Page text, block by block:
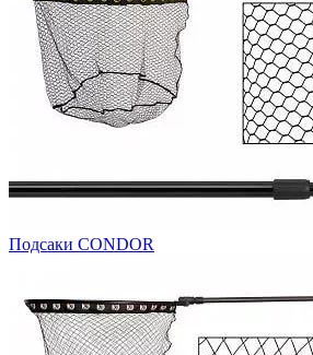
Подсаки CONDOR